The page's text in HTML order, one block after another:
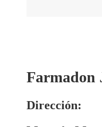
Farmadon
Dirección: